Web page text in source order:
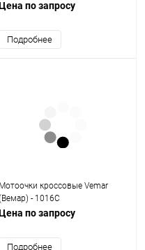
по запросу
Подробнее
Мотоочки кроссовые Vemar
- 1016C
по запросу
Подробнее